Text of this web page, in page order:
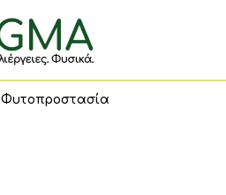
Φυτοπροστασία